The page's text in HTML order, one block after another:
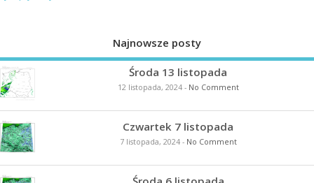
Najnowsze posty
Środa 13 listopada
12 listopada, 2024- No Comment
Czwartek 7 listopada
7 listopada, 2024- No Comment